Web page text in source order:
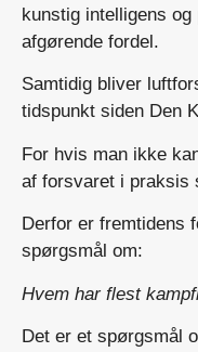
kunstig intelligens
afgørende fordel.
Samtidig bliver
tidspunkt siden Den
For hvis man ikke
af forsvaret i praksis
Derfor er fremtidens
spørgsmål om:
Hvem har flest
Det er et spørgsmål